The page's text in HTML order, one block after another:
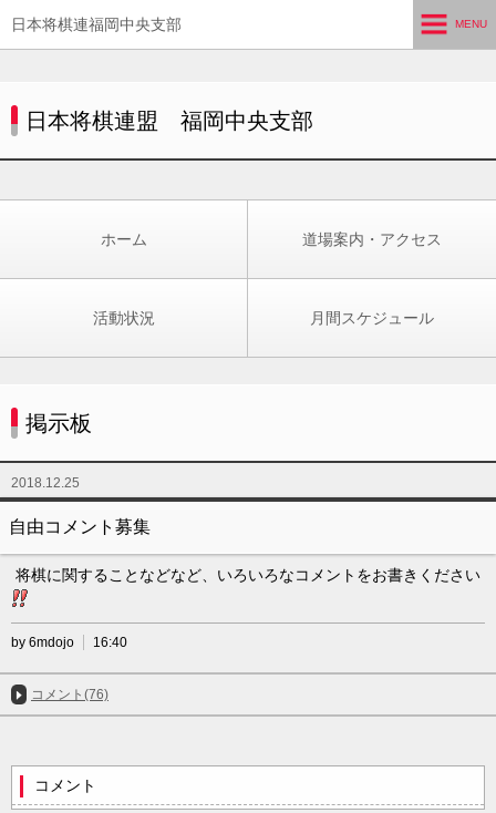
日本将棋連福岡中央支部
日本将棋連盟 福岡中央支部
MENU
道場案内・アクセス
思い出写真
試合結果
ホーム 道場案内・アクセス
活動状況 月間スケジュール
掲示板
2018.12.25
自由コメント募集
将棋に関することなどなど、いろいろなコメントをお書きください
by 6mdojo 16:40
コメント(76)
コメント